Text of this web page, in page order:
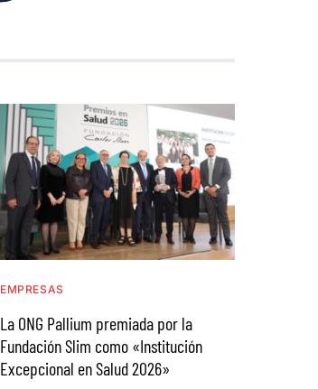
EMPRESAS
La ONG Pallium premiada por la
Fundación Slim como «Institución
Excepcional en Salud 2026»